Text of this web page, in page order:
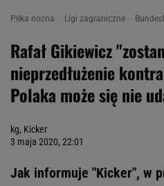
Piłka nożna Ligi zagraniczne
Rafał Gikiewicz
nieprzedłużenie
Polaka może się nie
kg, Kicker
3 maja 2020, 22:01
Jak informuje "Kicker", w